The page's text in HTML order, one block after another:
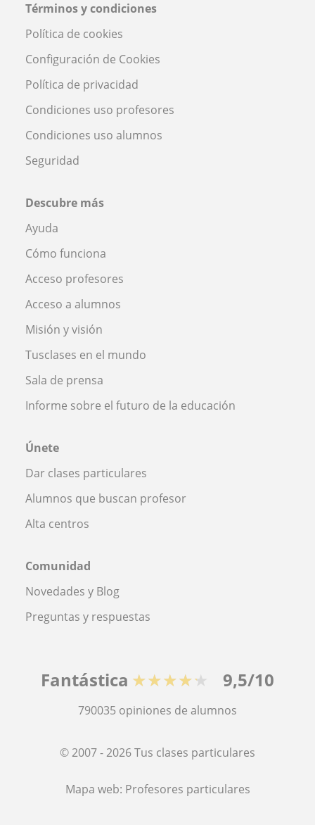
Términos y condiciones
Política de cookies
Configuración de Cookies
Política de privacidad
Condiciones uso profesores
Condiciones uso alumnos
Seguridad
Descubre más
Ayuda
Cómo funciona
Acceso profesores
Acceso a alumnos
Misión y visión
Tusclases en el mundo
Sala de prensa
Informe sobre el futuro de la educación
Únete
Dar clases particulares
Alumnos que buscan profesor
Alta centros
Comunidad
Novedades y Blog
Preguntas y respuestas
Fantástica ★★★★★ 9,5/10
790035 opiniones de alumnos
© 2007 - 2026 Tus clases particulares
Mapa web: Profesores particulares